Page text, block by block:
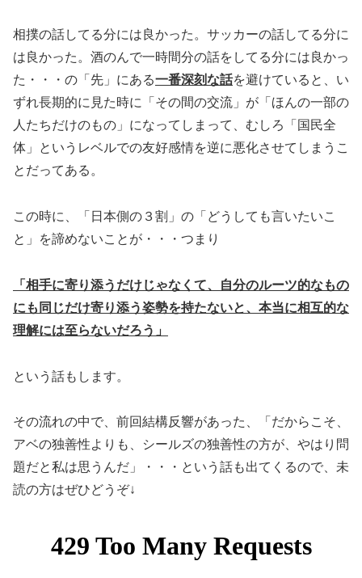
相撲の話してる分には良かった。サッカーの話してる分に
は良かった。酒のんで一時間分の話をしてる分には良かっ
た・・・の「先」にある一番深刻な話を避けていると、い
ずれ長期的に見た時に「その間の交流」が「ほんの一部の
人たちだけのもの」になってしまって、むしろ「国民全
体」というレベルでの友好感情を逆に悪化させてしまうこ
とだってある。
この時に、「日本側の３割」の「どうしても言いたいこ
と」を諦めないことが・・・つまり
「相手に寄り添うだけじゃなくて、自分のルーツ的なもの
にも同じだけ寄り添う姿勢を持たないと、本当に相互的な
理解には至らないだろう」
という話もします。
その流れの中で、前回結構反響があった、「だからこそ、
アベの独善性よりも、シールズの独善性の方が、やはり問
題だと私は思うんだ」・・・という話も出てくるので、未
読の方はぜひどうぞ↓